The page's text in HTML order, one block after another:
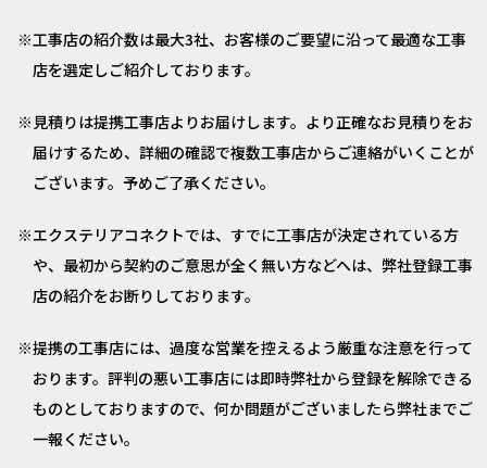
工事店の紹介数は最大3社、お客様のご要望に沿って最適な工事
店を選定しご紹介しております。
見積りは提携工事店よりお届けします。より正確なお見積りをお
届けするため、詳細の確認で複数工事店からご連絡がいくことが
ございます。予めご了承ください。
エクステリアコネクトでは、すでに工事店が決定されている方
や、最初から契約のご意思が全く無い方などへは、弊社登録工事
店の紹介をお断りしております。
提携の工事店には、過度な営業を控えるよう厳重な注意を行って
おります。評判の悪い工事店には即時弊社から登録を解除できる
ものとしておりますので、何か問題がございましたら弊社までご
一報ください。